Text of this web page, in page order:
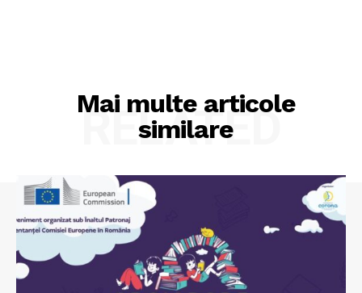
Mai multe articole
similare
RELATED